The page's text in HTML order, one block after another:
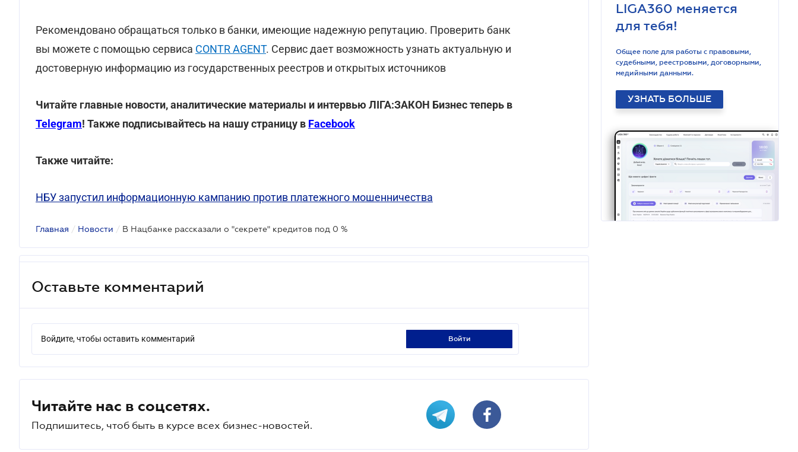
Рекомендовано обращаться только в банки, имеющие надежную репутацию. Проверить банк
вы можете с помощью сервиса CONTR AGENT. Сервис дает возможность узнать актуальную и
достоверную информацию из государственных реестров и открытых источников
Читайте главные новости, аналитические материалы и интервью ЛІГА:ЗАКОН Бизнес теперь в
Telegram! Также подписывайтесь на нашу страницу в Facebook
Также читайте:
НБУ запустил информационную кампанию против платежного мошенничества
Главная / Новости / В Нацбанке рассказали о "секрете" кредитов под 0 %
Оставьте комментарий
Войдите, чтобы оставить комментарий войти
Читайте нас в соцсетях.
Подпишитесь, чтоб быть в курсе всех бизнес-новостей.
LIGA360 меняется
для тебя!
Общее поле для работы с правовыми,
судебными, реестровыми, договорными,
медийными данными.
УЗНАТЬ БОЛЬШЕ